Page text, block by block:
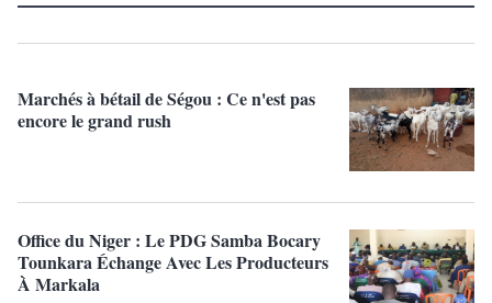
Marchés à bétail de Ségou : Ce n'est pas
encore le grand rush
Office du Niger : Le PDG Samba Bocary
Tounkara Échange Avec Les Producteurs
À Markala